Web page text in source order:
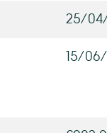
25/
15/06/